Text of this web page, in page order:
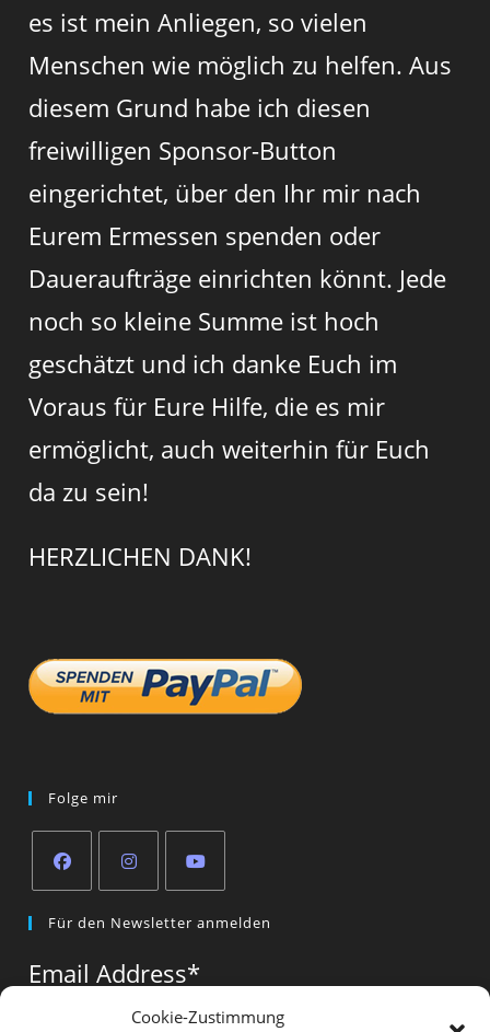
Cookie-Zustimmung
es ist mein Anliegen, so vielen
Menschen wie möglich zu helfen. Aus
diesem Grund habe ich diesen
freiwilligen Sponsor-Button
eingerichtet, über den Ihr mir nach
Eurem Ermessen spenden oder
Daueraufträge einrichten könnt. Jede
noch so kleine Summe ist hoch
geschätzt und ich danke Euch im
Voraus für Eure Hilfe, die es mir
ermöglicht, auch weiterhin für Euch
da zu sein!
HERZLICHEN DANK!
Folge mir
in
new
in
new
in
new
tab
Für den Newsletter anmelden
Email Address*